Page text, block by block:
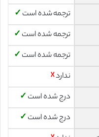
ترجمه شده است ✓
ترجمه شده است ✓
ترجمه شده است ✓
ندارد☓
درج شده است ✓
درج شده است ✓